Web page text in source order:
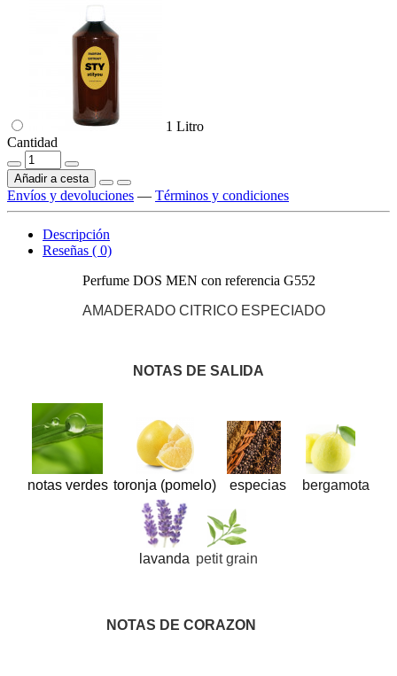
1 Litro
Cantidad
Añadir a cesta
Envíos y devoluciones — Términos y condiciones
Descripción
Reseñas ( 0)
Perfume DOS MEN con referencia G552
AMADERADO CITRICO ESPECIADO
NOTAS DE SALIDA
notas verdes toronja (pomelo) especias bergamota
lavanda petit grain
NOTAS DE CORAZON